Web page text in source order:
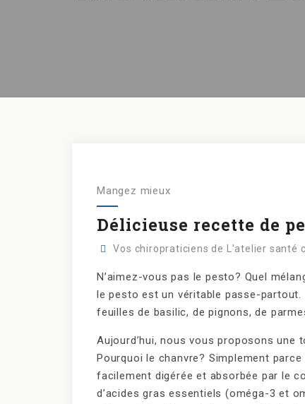
Mangez mieux
Délicieuse recette de
Vos chiropraticiens de L'atelier santé
N’aimez-vous pas le pesto? Quel
le pesto est un véritable passe-
feuilles de basilic, de pignons, de
Aujourd’hui, nous vous proposons une
Pourquoi le chanvre? Simplement
facilement digérée et absorbée par le
d’acides gras essentiels (oméga-3 et